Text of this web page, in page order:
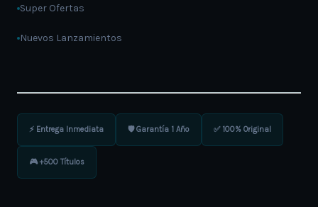
Super Ofertas
Nuevos Lanzamientos
⚡ Entrega Inmediata 🛡️ Garantía 1 Año ✅ 100% Original
🎮 +500 Títulos